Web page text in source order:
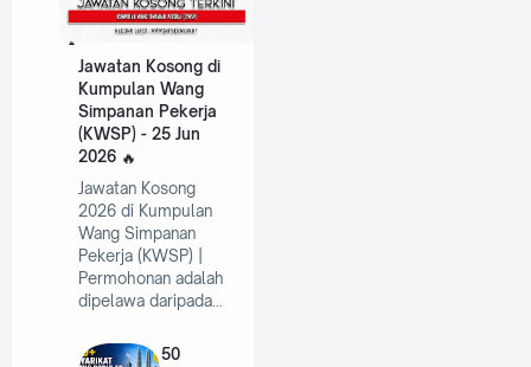
Jawatan Kosong di
Kumpulan Wang
Simpanan Pekerja
(KWSP) - 25 Jun
2026
Jawatan Kosong
2026 di Kumpulan
Wang Simpanan
Pekerja (KWSP) |
Permohonan adalah
dipelawa daripada…
50